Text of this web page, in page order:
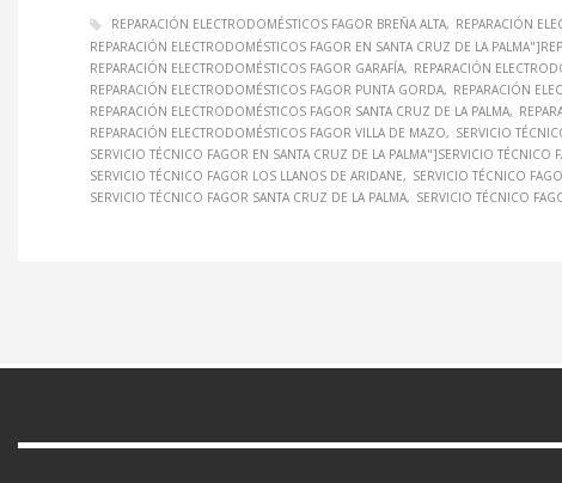
REPARACIÓN ELECTRODOMÉSTICOS FAGOR BREÑA ALTA REPARACIÓN
REPARACIÓN ELECTRODOMÉSTICOS FAGOR EN SANTA CRUZ DE LA
REPARACIÓN ELECTRODOMÉSTICOS FAGOR GARAFÍA
REPARACIÓN
REPARACIÓN ELECTRODOMÉSTICOS FAGOR PUNTA GORDA
REPARACIÓN
REPARACIÓN ELECTRODOMÉSTICOS FAGOR SANTA CRUZ DE LA PALMA
REPARACIÓN ELECTRODOMÉSTICOS FAGOR VILLA DE MAZO
SERVICIO
SERVICIO TÉCNICO FAGOR EN SANTA CRUZ DE LA PALMA"]SERVICIO TÉCNICO
SERVICIO TÉCNICO FAGOR LOS LLANOS DE ARIDANE
SERVICIO TÉCNICO
SERVICIO TÉCNICO FAGOR SANTA CRUZ DE LA PALMA
SERVICIO TÉCNICO